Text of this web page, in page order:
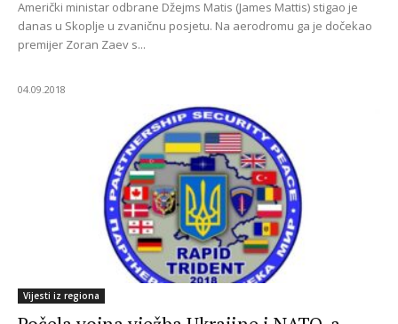
Američki ministar odbrane Džejms Matis (James Mattis) stigao je
danas u Skoplje u zvaničnu posjetu. Na aerodromu ga je dočekao
premijer Zoran Zaev s...
04.09.2018
Vijesti iz regiona